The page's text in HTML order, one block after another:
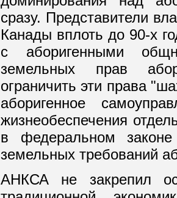
сразу. Представители
Канады вплоть до 90-х
с аборигенными
земельных прав
ограничить эти права
аборигенное
жизнеобеспечения
в федеральном
земельных требований
АНКСА не закрепил